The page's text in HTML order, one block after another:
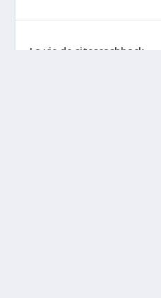
La vie de sitescashback